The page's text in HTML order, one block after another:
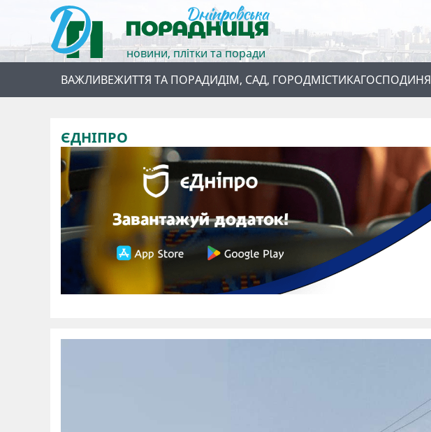
новини, плітки та поради
ВАЖЛИВЕЖИТТЯ ТА ПОРАДИДІМ, САД, ГОРОДМІСТИКАГОСПОДИНЯ
ЄДНІПРО